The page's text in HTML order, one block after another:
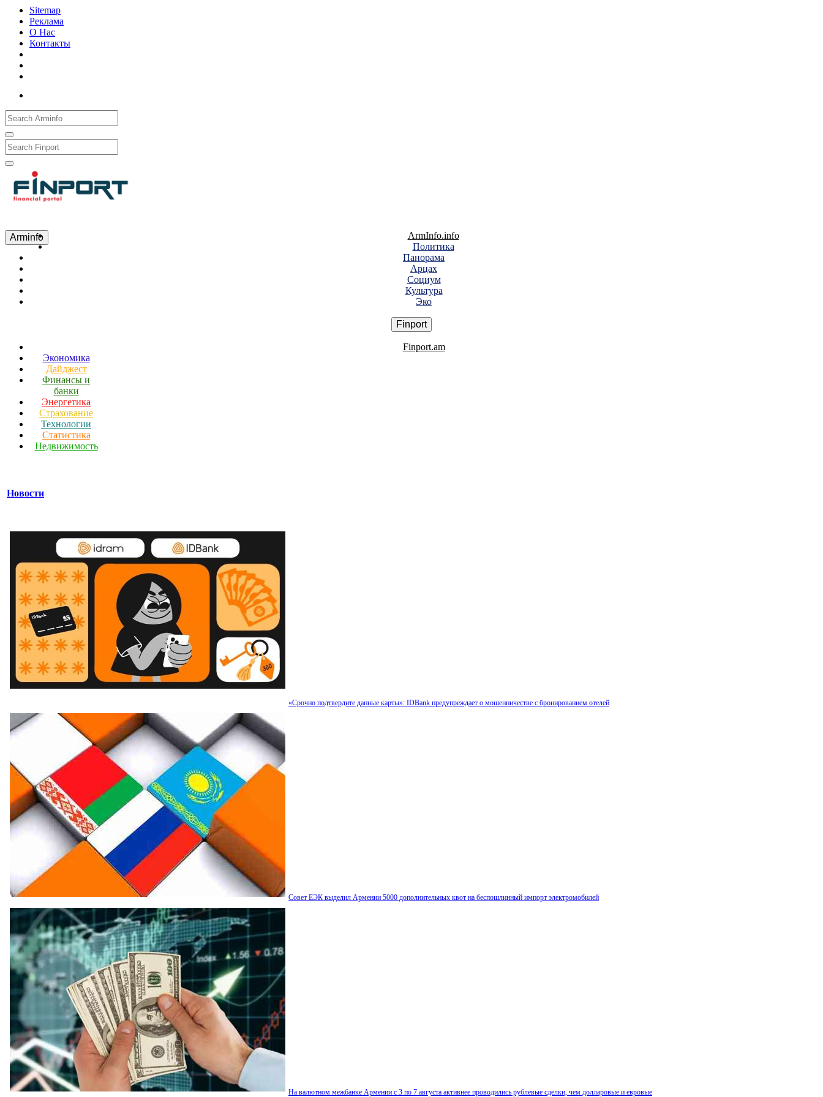
Sitemap
Реклама
О Нас
Контакты
Arminfo
ArmInfo.info
Политика
Панорама
Арцах
Социум
Культура
Эко
Finport
Finport.am
Экономика
Дайджест
Финансы и
банки
Энергетика
Страхование
Технологии
Статистика
Недвижимость
Новости
«Срочно подтвердите данные карты»: IDBank предупреждает о мошенничестве с бронированием отелей
Совет ЕЭК выделил Армении 5000 дополнительных квот на беспошлинный импорт электромобилей
На валютном межбанке Армении с 3 по 7 августа активнее проводились рублевые сделки, чем долларовые и евровые